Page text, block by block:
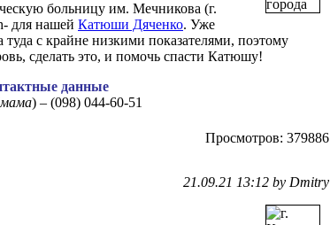
больницу им. Мечникова (г.
для нашей Катюши Дяченко. Уже
туда с крайне низкими показателями, поэтому
сделать это, и помочь спасти Катюшу!
данные
мама) – (098) 044-60-51
Просмотров: 379886
21.09.21 13:12 by Dmitry